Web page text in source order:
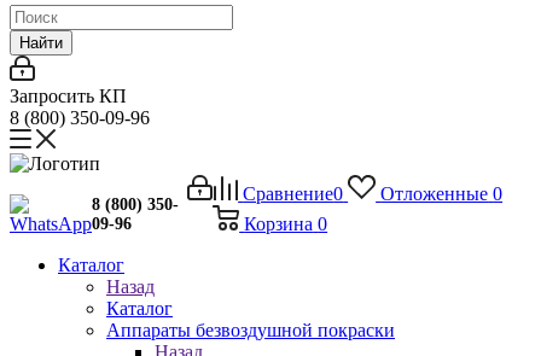
Найти
Запросить КП
8 (800) 350-09-96
Сравнение0 Отложенные 0
Корзина 0
8 (800) 350-
09-96
Каталог
Назад
Каталог
Аппараты безвоздушной покраски
Назад